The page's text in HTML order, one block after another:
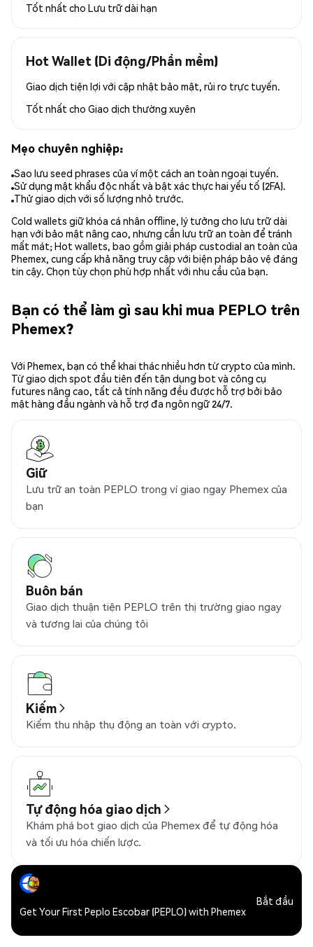
Tốt nhất cho Lưu trữ dài hạn
Hot Wallet (Di động/Phần mềm)
Giao dịch tiện lợi với cập nhật bảo mật, rủi ro trực tuyến.
Tốt nhất cho Giao dịch thường xuyên
Mẹo chuyên nghiệp:
Sao lưu seed phrases của ví một cách an toàn ngoại tuyến.
Sử dụng mật khẩu độc nhất và bật xác thực hai yếu tố (2FA).
Thử giao dịch với số lượng nhỏ trước.
Cold wallets giữ khóa cá nhân offline, lý tưởng cho lưu trữ dài
hạn với bảo mật nâng cao, nhưng cần lưu trữ an toàn để tránh
mất mát; Hot wallets, bao gồm giải pháp custodial an toàn của
Phemex, cung cấp khả năng truy cập với biện pháp bảo vệ đáng
tin cậy. Chọn tùy chọn phù hợp nhất với nhu cầu của bạn.
Bạn có thể làm gì sau khi mua PEPLO trên
Phemex?
Với Phemex, bạn có thể khai thác nhiều hơn từ crypto của mình.
Từ giao dịch spot đầu tiên đến tận dụng bot và công cụ
futures nâng cao, tất cả tính năng đều được hỗ trợ bởi bảo
mật hàng đầu ngành và hỗ trợ đa ngôn ngữ 24/7.
Giữ
Lưu trữ an toàn PEPLO trong ví giao ngay Phemex của
bạn
Buôn bán
Giao dịch thuận tiện PEPLO trên thị trường giao ngay
và tương lai của chúng tôi
Kiếm
Kiếm thu nhập thụ động an toàn với crypto.
Tự động hóa giao dịch
Khám phá bot giao dịch của Phemex để tự động hóa
và tối ưu hóa chiến lược.
Get Your First Peplo Escobar (PEPLO) with Phemex
Bắt đầu